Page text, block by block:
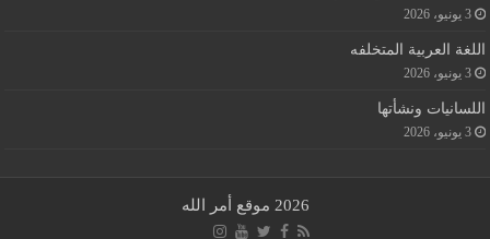
3 يونيو، 2026
اللغة العربية المتخلفه
3 يونيو، 2026
اللسانيات ونشأتها
3 يونيو، 2026
2026 موقع أمر الله